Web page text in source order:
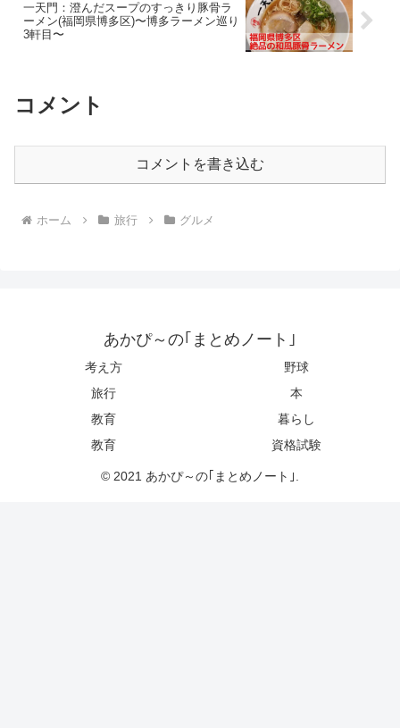
一天門：澄んだスープのすっきり豚骨ラ
ーメン(福岡県博多区)〜博多ラーメン巡り
3軒目〜
コメント
コメントを書き込む
ホーム 旅行 グルメ
あかぴ～の｢まとめノート｣
考え方
野球
旅行
本
教育
暮らし
教育
資格試験
© 2021 あかぴ～の｢まとめノート｣.